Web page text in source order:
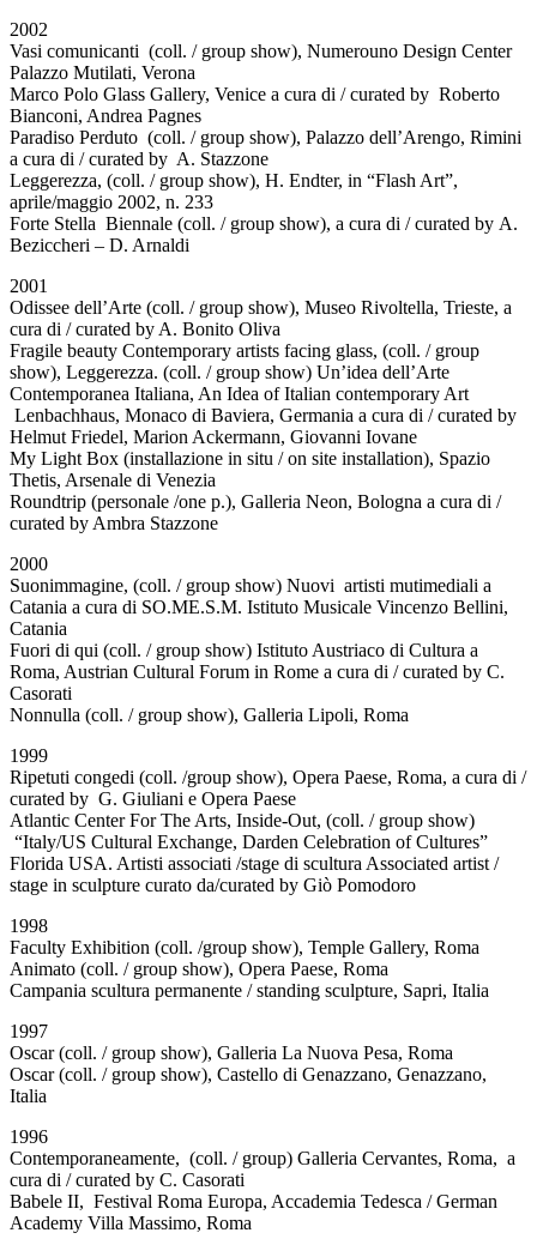
2002
Vasi comunicanti (coll. / group show), Numerouno Design Center
Palazzo Mutilati, Verona
Marco Polo Glass Gallery, Venice a cura di / curated by Roberto
Bianconi, Andrea Pagnes
Paradiso Perduto (coll. / group show), Palazzo dell’Arengo, Rimini
a cura di / curated by A. Stazzone
Leggerezza, (coll. / group show), H. Endter, in “Flash Art”,
aprile/maggio 2002, n. 233
Forte Stella Biennale (coll. / group show), a cura di / curated by A.
Beziccheri – D. Arnaldi
2001
Odissee dell’Arte (coll. / group show), Museo Rivoltella, Trieste, a
cura di / curated by A. Bonito Oliva
Fragile beauty Contemporary artists facing glass, (coll. / group
show), Leggerezza. (coll. / group show) Un’idea dell’Arte
Contemporanea Italiana, An Idea of Italian contemporary Art
Lenbachhaus, Monaco di Baviera, Germania a cura di / curated by
Helmut Friedel, Marion Ackermann, Giovanni Iovane
My Light Box (installazione in situ / on site installation), Spazio
Thetis, Arsenale di Venezia
Roundtrip (personale /one p.), Galleria Neon, Bologna a cura di /
curated by Ambra Stazzone
2000
Suonimmagine, (coll. / group show) Nuovi artisti mutimediali a
Catania a cura di SO.ME.S.M. Istituto Musicale Vincenzo Bellini,
Catania
Fuori di qui (coll. / group show) Istituto Austriaco di Cultura a
Roma, Austrian Cultural Forum in Rome a cura di / curated by C.
Casorati
Nonnulla (coll. / group show), Galleria Lipoli, Roma
1999
Ripetuti congedi (coll. /group show), Opera Paese, Roma, a cura di /
curated by G. Giuliani e Opera Paese
Atlantic Center For The Arts, Inside-Out, (coll. / group show)
“Italy/US Cultural Exchange, Darden Celebration of Cultures”
Florida USA. Artisti associati /stage di scultura Associated artist /
stage in sculpture curato da/curated by Giò Pomodoro
1998
Faculty Exhibition (coll. /group show), Temple Gallery, Roma
Animato (coll. / group show), Opera Paese, Roma
Campania scultura permanente / standing sculpture, Sapri, Italia
1997
Oscar (coll. / group show), Galleria La Nuova Pesa, Roma
Oscar (coll. / group show), Castello di Genazzano, Genazzano,
Italia
1996
Contemporaneamente, (coll. / group) Galleria Cervantes, Roma, a
cura di / curated by C. Casorati
Babele II, Festival Roma Europa, Accademia Tedesca / German
Academy Villa Massimo, Roma